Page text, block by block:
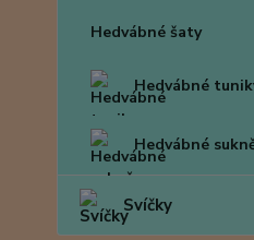
Hedvábné šaty
Hedvábné
Hedvábné
Svíčky